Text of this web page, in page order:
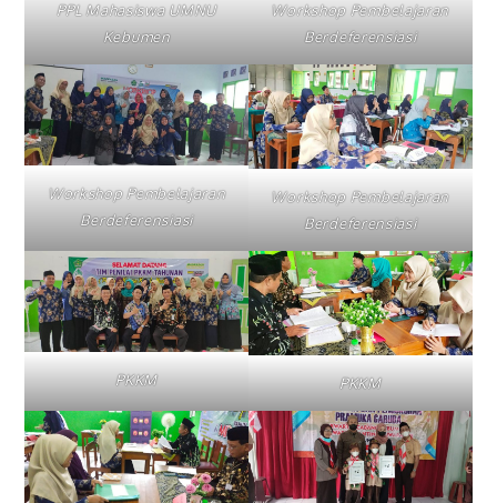
PPL Mahasiswa UMNU
Kebumen
Workshop Pembelajaran
Berdeferensiasi
Workshop Pembelajaran
Berdeferensiasi
Workshop Pembelajaran
Berdeferensiasi
PKKM PKKM